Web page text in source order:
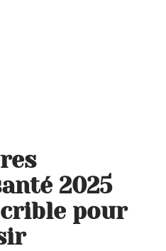
2025
crible pour